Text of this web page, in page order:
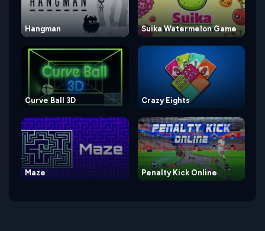
Hangman Suika Watermelon Game
Curve Ball 3D Crazy Eights
Maze Penalty Kick Online